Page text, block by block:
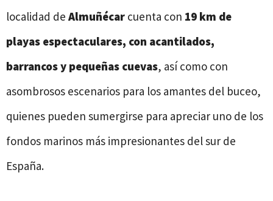
localidad de Almuñécar cuenta con 19 km de
playas espectaculares, con acantilados,
barrancos y pequeñas cuevas, así como con
asombrosos escenarios para los amantes del buceo,
quienes pueden sumergirse para apreciar uno de los
fondos marinos más impresionantes del sur de
España.